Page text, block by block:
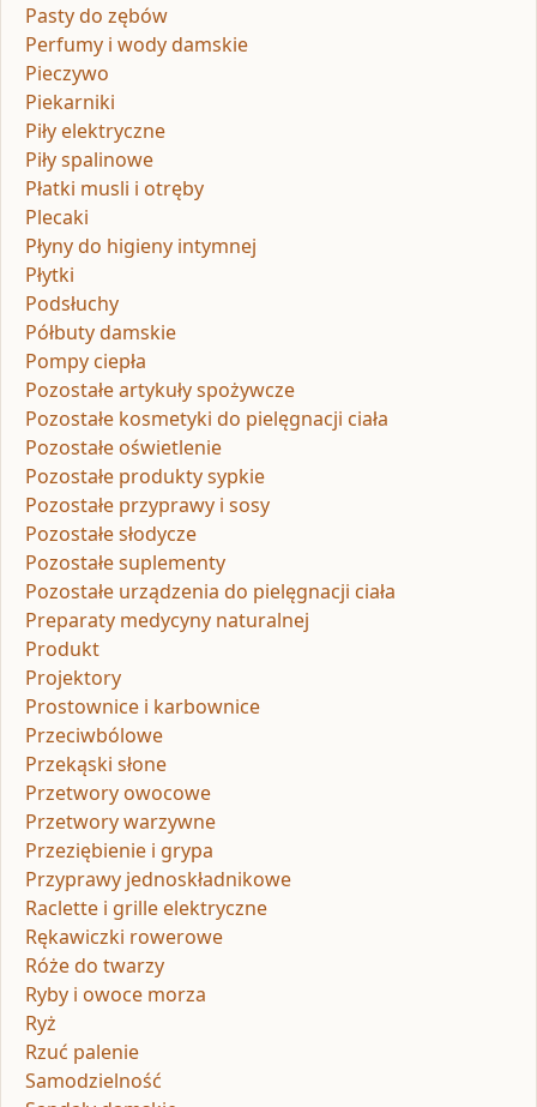
Pasty do zębów
Perfumy i wody damskie
Pieczywo
Piekarniki
Piły elektryczne
Piły spalinowe
Płatki musli i otręby
Plecaki
Płyny do higieny intymnej
Płytki
Podsłuchy
Półbuty damskie
Pompy ciepła
Pozostałe artykuły spożywcze
Pozostałe kosmetyki do pielęgnacji ciała
Pozostałe oświetlenie
Pozostałe produkty sypkie
Pozostałe przyprawy i sosy
Pozostałe słodycze
Pozostałe suplementy
Pozostałe urządzenia do pielęgnacji ciała
Preparaty medycyny naturalnej
Produkt
Projektory
Prostownice i karbownice
Przeciwbólowe
Przekąski słone
Przetwory owocowe
Przetwory warzywne
Przeziębienie i grypa
Przyprawy jednoskładnikowe
Raclette i grille elektryczne
Rękawiczki rowerowe
Róże do twarzy
Ryby i owoce morza
Ryż
Rzuć palenie
Samodzielność